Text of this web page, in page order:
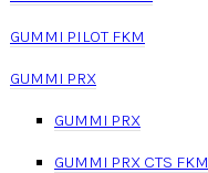
GUMMI PILOT FKM
GUMMI PRX
GUMMI PRX
GUMMI PRX CTS FKM